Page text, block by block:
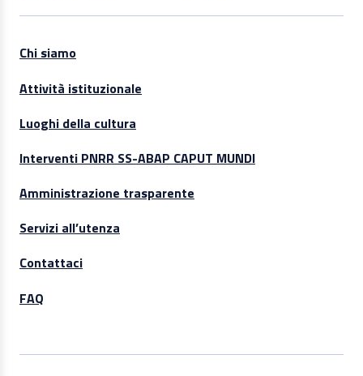
Chi siamo
Attività istituzionale
Luoghi della cultura
Interventi PNRR SS-ABAP CAPUT MUNDI
Amministrazione trasparente
Servizi all’utenza
Contattaci
FAQ